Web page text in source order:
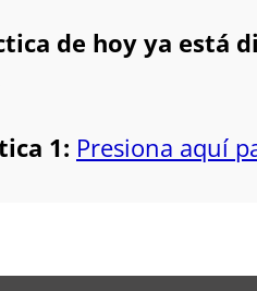
de hoy ya está
1: Presiona aquí